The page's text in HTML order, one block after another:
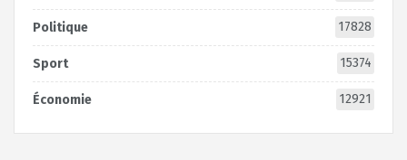
Politique 17828
Sport 15374
Économie 12921